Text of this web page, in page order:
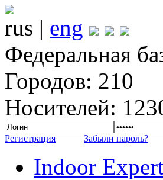
rus | eng
Федеральная
Городов: 210
Носителей:
Регистрация Забыли пароль?
Indoor